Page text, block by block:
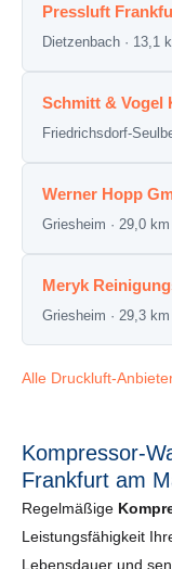
Pressluft
Dietzenbach · 13,1
Schmitt & Vogel
Friedrichsdorf-
Werner Hopp
Griesheim · 29,0
Meryk
Griesheim · 29,3
Alle Druckluft-
Kompressor-
Frankfurt am
Regelmäßige
Leistungsfähigkeit
Lebensdauer und